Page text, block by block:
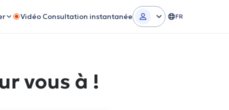
Vidéo Consultation instantanée FR
vous à !